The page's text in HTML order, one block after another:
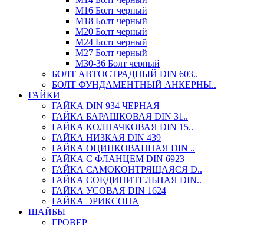
М16 Болт черный
М18 Болт черный
М20 Болт черный
М24 Болт черный
М27 Болт черный
М30-36 Болт черный
БОЛТ АВТОСТРАДНЫЙ DIN 603..
БОЛТ ФУНДАМЕНТНЫЙ АНКЕРНЫ..
ГАЙКИ
ГАЙКА DIN 934 ЧЕРНАЯ
ГАЙКА БАРАШКОВАЯ DIN 31..
ГАЙКА КОЛПАЧКОВАЯ DIN 15..
ГАЙКА НИЗКАЯ DIN 439
ГАЙКА ОЦИНКОВАННАЯ DIN ..
ГАЙКА С ФЛАНЦЕМ DIN 6923
ГАЙКА САМОКОНТРЯЩАЯСЯ D..
ГАЙКА СОЕДИНИТЕЛЬНАЯ DIN..
ГАЙКА УСОВАЯ DIN 1624
ГАЙКА ЭРИКСОНА
ШАЙБЫ
ГРОВЕР